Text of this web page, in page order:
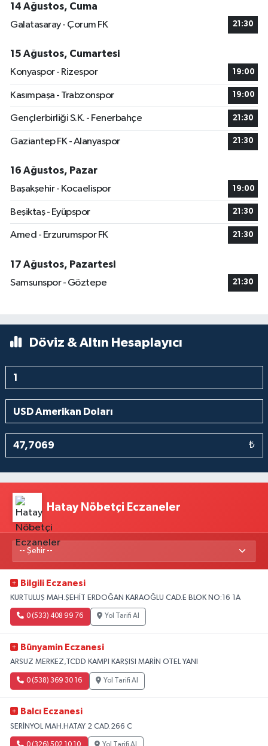
14 Ağustos, Cuma
Galatasaray - Çorum FK
21:30
15 Ağustos, Cumartesi
Konyaspor - Rizespor
19:00
Kasımpaşa - Trabzonspor 19:00
Gençlerbirliği S.K. - Fenerbahçe 21:30
Gaziantep FK - Alanyaspor 21:30
16 Ağustos, Pazar
Başakşehir - Kocaelispor
19:00
Beşiktaş - Eyüpspor 21:30
Amed - Erzurumspor FK 21:30
17 Ağustos, Pazartesi
Samsunspor - Göztepe
21:30
Döviz & Altın Hesaplayıcı
₺
Hatay Nöbetçi Eczaneler
Bilgili Eczanesi
KURTULUŞ MAH.ŞEHİT ERDOĞAN KARAOĞLU CAD.E BLOK NO:16 1A
0 (533) 408 99 76 Yol Tarifi Al
Bünyamin Eczanesi
ARSUZ MERKEZ,TCDD KAMPI KARŞISI MARİN OTEL YANI
0 (538) 369 30 16 Yol Tarifi Al
Balcı Eczanesi
SERİNYOL MAH.HATAY 2 CAD.266 C